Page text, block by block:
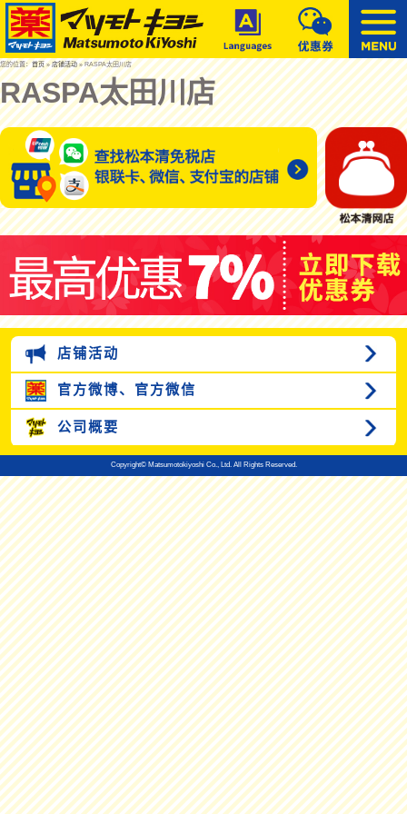
您的位置：首页»店铺活动» RASPA太田川店
RASPA太田川店
店铺活动
官方微博、 官方微信
公司概要
Copyright© Matsumotokiyoshi Co., Ltd. All Rights Reserved.